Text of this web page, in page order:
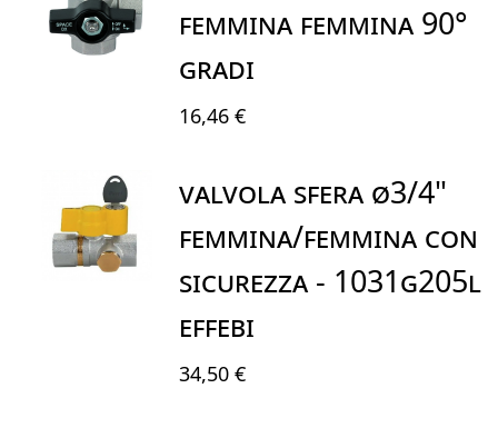
FEMMINA FEMMINA 90°
GRADI
16,46 €
Valvola Sfera Ø3/4"
Femmina/Femmina Con
Sicurezza - 1031G205L
EFFEBI
34,50 €